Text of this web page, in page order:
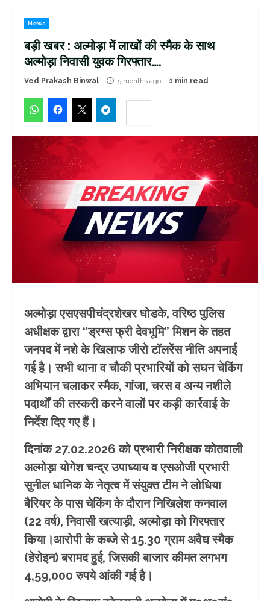
News
बड़ी खबर : अल्मोड़ा में लाखों की स्मैक के साथ
अल्मोड़ा निवासी युवक गिरफ्तार….
Ved Prakash Binwal 5 months ago 1 min read
अल्मोड़ा एसएसपीचंद्रशेखर घोडके, वरिष्ठ पुलिस
अधीक्षक द्वारा “ड्रग्स फ्री देवभूमि” मिशन के तहत
जनपद में नशे के खिलाफ जीरो टॉलरेंस नीति अपनाई
गई है। सभी थाना व चौकी प्रभारियों को सघन चेकिंग
अभियान चलाकर स्मैक, गांजा, चरस व अन्य नशीले
पदार्थों की तस्करी करने वालों पर कड़ी कार्रवाई के
निर्देश दिए गए हैं।
दिनांक 27.02.2026 को प्रभारी निरीक्षक कोतवाली
अल्मोड़ा योगेश चन्द्र उपाध्याय व एसओजी प्रभारी
सुनील धानिक के नेतृत्व में संयुक्त टीम ने लोधिया
बैरियर के पास चेकिंग के दौरान निखिलेश कनवाल
(22 वर्ष), निवासी खत्याड़ी, अल्मोड़ा को गिरफ्तार
किया।आरोपी के कब्जे से 15.30 ग्राम अवैध स्मैक
(हेरोइन) बरामद हुई, जिसकी बाजार कीमत लगभग
4,59,000 रुपये आंकी गई है।